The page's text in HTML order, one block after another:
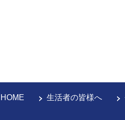
HOME 生活者の皆様へ